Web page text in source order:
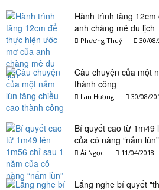
Hành trình tăng
anh chàng mê du lịch
Phương Thuý 30/
Câu chuyện của một
thành công
Lan Hương 30/08/
Bí quyết cao từ 1m49
của cô nàng “nấm lùn”
Ái Ngọc 11/04/2018
Lắng nghe bí quyết